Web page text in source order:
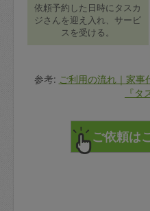
依頼予約した日時にタスカ
ジさんを迎え入れ、サービ
スを受ける。
参考: ご利用の流れ｜家事
『タ